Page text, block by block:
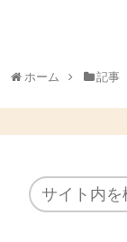
ホーム 記事